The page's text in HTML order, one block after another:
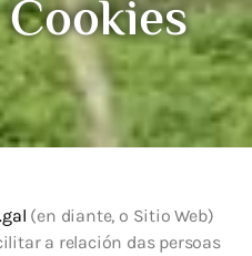
(en diante, o Sitio Web)
a relación das persoas